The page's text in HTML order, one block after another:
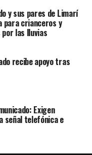
y sus pares de Limarí
para crianceros y
las lluvias
recibe apoyo tras
Exigen
señal telefónica e